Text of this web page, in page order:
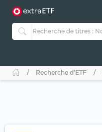
Recherche d’ETF